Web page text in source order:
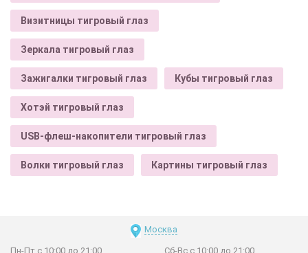
Визитницы тигровый глаз
Зеркала тигровый глаз
Зажигалки тигровый глаз Кубы тигровый глаз
Хотэй тигровый глаз
USB-флеш-накопители тигровый глаз
Волки тигровый глаз Картины тигровый глаз
Москва
Пн-Пт с 10:00 до 21:00 Сб-Вс с 10:00 до 21:00